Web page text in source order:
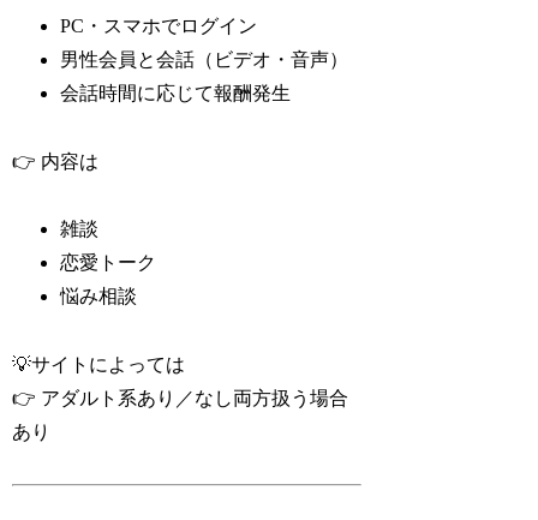
PC・スマホでログイン
男性会員と会話（ビデオ・音声）
会話時間に応じて報酬発生
👉 内容は
雑談
恋愛トーク
悩み相談
💡サイトによっては
👉 アダルト系あり／なし両方扱う場合
あり